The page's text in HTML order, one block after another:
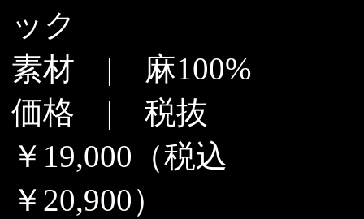
ック
素材 | 麻100%
価格 | 税抜
￥19,000（税込
￥20,900）